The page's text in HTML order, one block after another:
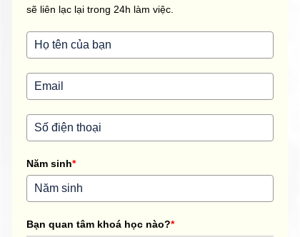
sẽ liên lạc lại trong 24h làm việc.
Năm sinh*
Bạn quan tâm khoá học nào?*